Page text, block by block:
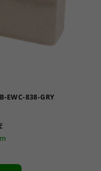
EWC-838-GRY